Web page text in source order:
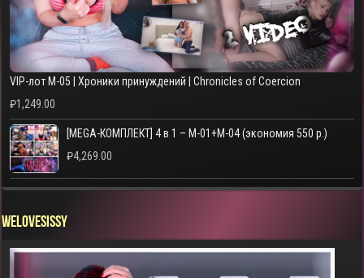
VIP-лот M-05 | Хроники принуждений | Chronicles of Coercion
₽1,249.00
[MEGA-КОМПЛЕКТ] 4 в 1 – M-01+M-04 (экономия 550 р.)
₽4,269.00
WELOVESISSY